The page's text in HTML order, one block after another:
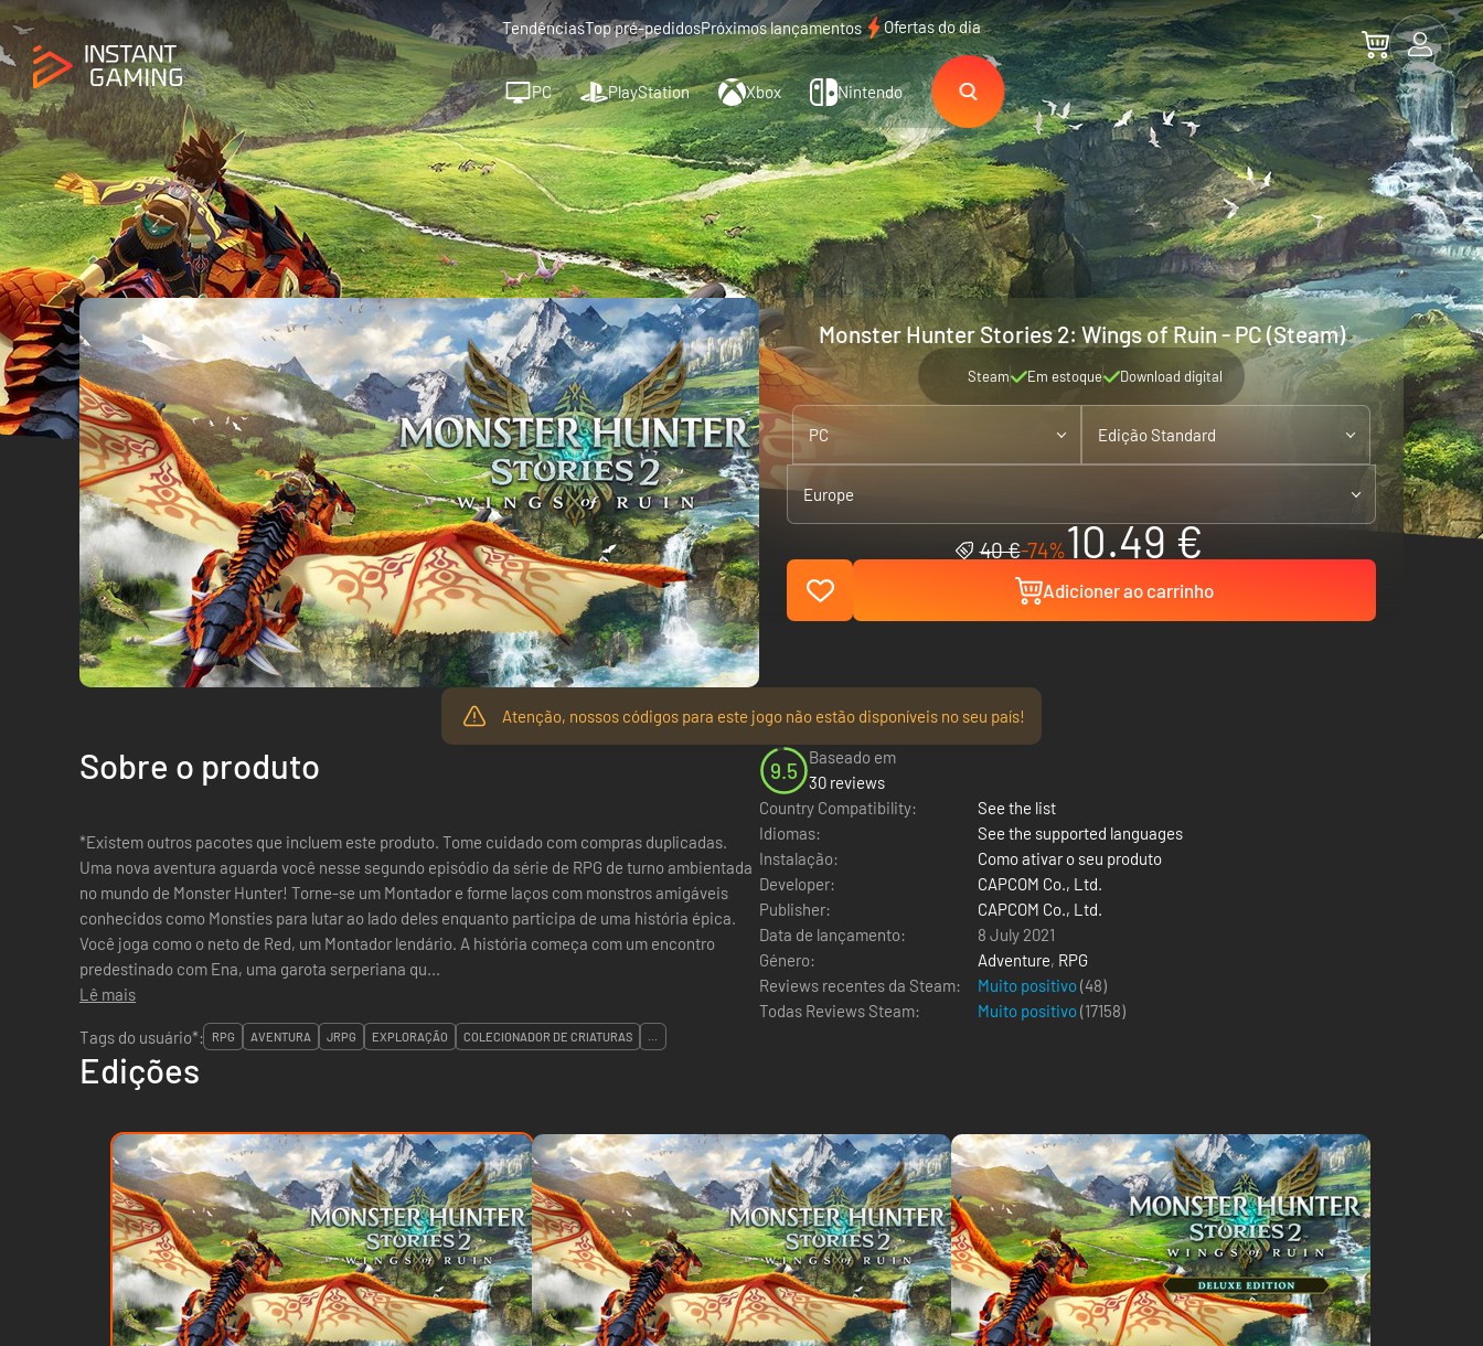
TendênciasTop pré-pedidosPróximos lançamentos Ofertas do dia
PC PlayStation Xbox Nintendo
Monster Hunter Stories 2: Wings of Ruin - PC (Steam)
Steam Em estoque Download digital
PC Edição Standard
Europe
40 €-74%10.49 €
Adicioner ao carrinho
Atenção, nossos códigos para este jogo não estão disponíveis no seu país!
Sobre o produto
*Existem outros pacotes que incluem este produto. Tome cuidado com compras duplicadas.
Uma nova aventura aguarda você nesse segundo episódio da série de RPG de turno ambientada
no mundo de Monster Hunter! Torne-se um Montador e forme laços com monstros amigáveis
conhecidos como Monsties para lutar ao lado deles enquanto participa de uma história épica.
Você joga como o neto de Red, um Montador lendário. A história começa com um encontro
predestinado com Ena, uma garota serperiana qu...
Lê mais
9.5
Baseado em
30 reviews
Country Compatibility:
See the list
Idiomas:
See the supported languages
Instalação:
Como ativar o seu produto
Developer:
CAPCOM Co., Ltd.
Publisher:
CAPCOM Co., Ltd.
Data de lançamento:
8 July 2021
Género:
Adventure, RPG
Reviews recentes da Steam:
Muito positivo(48)
Todas Reviews Steam:
Muito positivo(17158)
Tags do usuário*:
RPG AVENTURA JRPG EXPLORAÇÃO COLECIONADOR DE CRIATURAS ...
Edições